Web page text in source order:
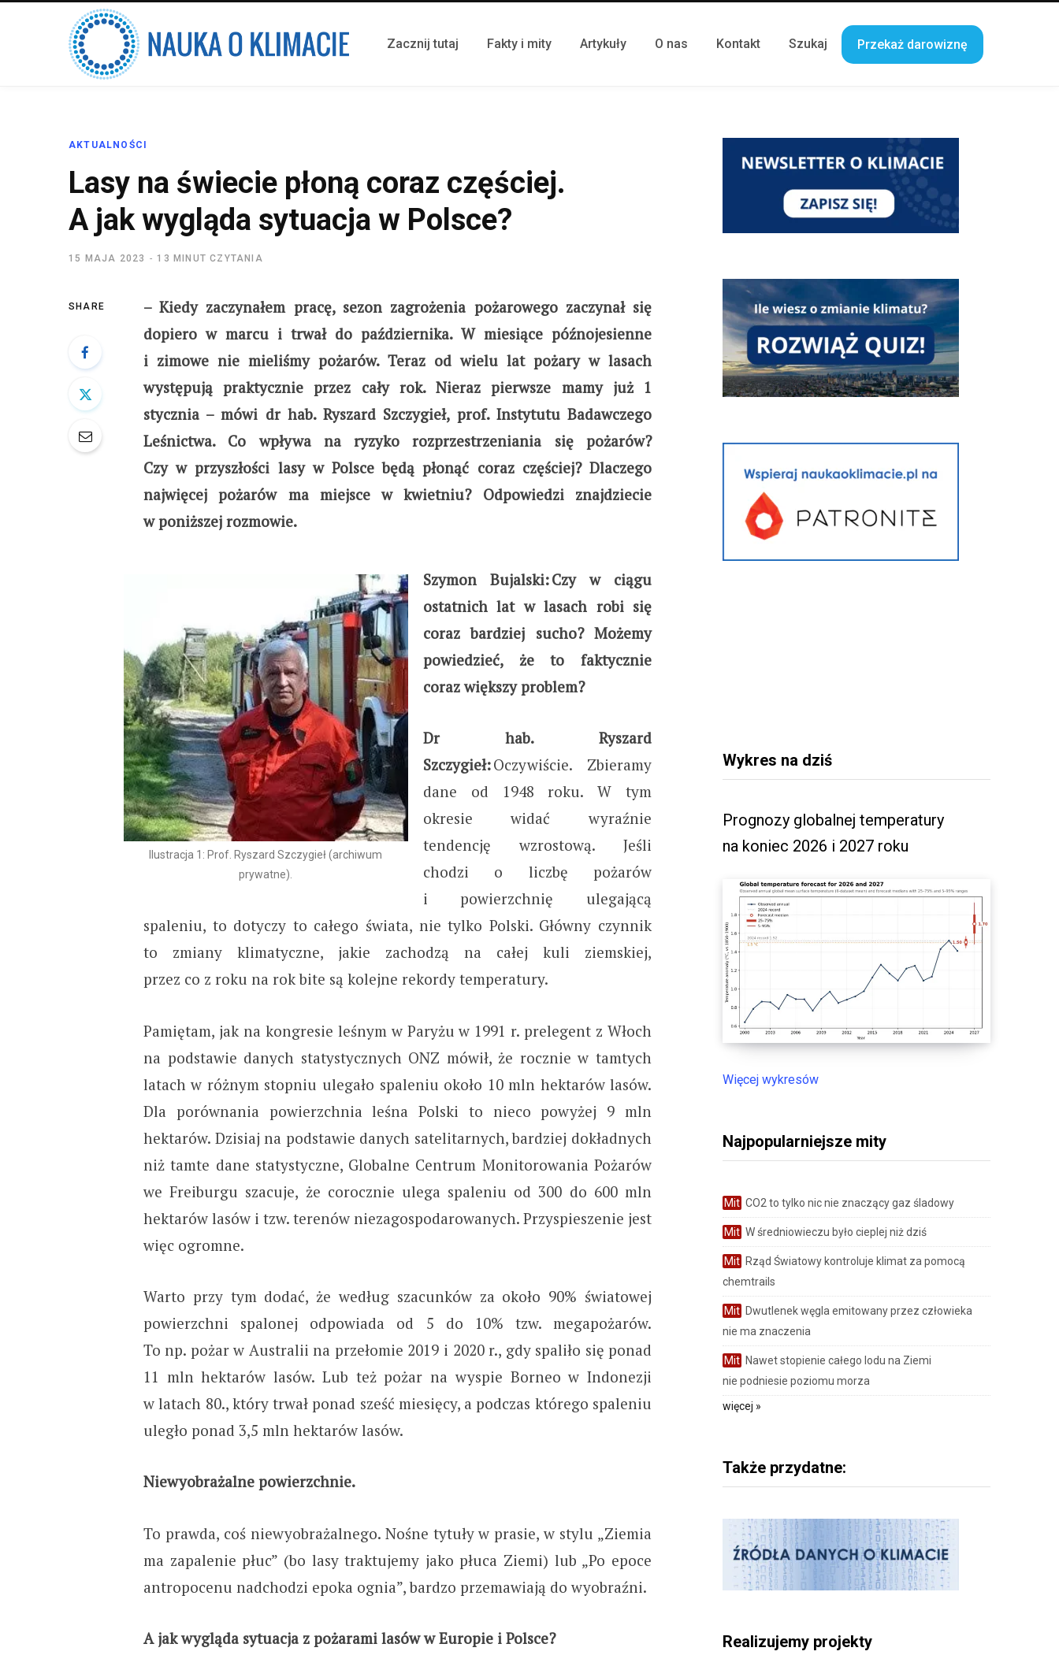
Zacznij tutaj Fakty i mity Artykuły O nas Kontakt Szukaj Przekaż darowiznę
AKTUALNOŚCI
Lasy na świecie płoną coraz częściej.
A jak wygląda sytuacja w Polsce?
15 MAJA 2023 13 MINUT CZYTANIA
SHARE
– Kiedy zaczynałem pracę, sezon zagrożenia pożarowego zaczynał się
dopiero w marcu i trwał do października. W miesiące późnojesienne
i zimowe nie mieliśmy pożarów. Teraz od wielu lat pożary w lasach
występują praktycznie przez cały rok. Nieraz pierwsze mamy już 1
stycznia – mówi dr hab. Ryszard Szczygieł, prof. Instytutu Badawczego
Leśnictwa. Co wpływa na ryzyko rozprzestrzeniania się pożarów?
Czy w przyszłości lasy w Polsce będą płonąć coraz częściej? Dlaczego
najwięcej pożarów ma miejsce w kwietniu? Odpowiedzi znajdziecie
w poniższej rozmowie.
Ilustracja 1: Prof. Ryszard Szczygieł (archiwum
prywatne).
Szymon Bujalski: Czy w ciągu
ostatnich lat w lasach robi się
coraz bardziej sucho? Możemy
powiedzieć, że to faktycznie
coraz większy problem?
Dr hab. Ryszard
Szczygieł:Oczywiście. Zbieramy
dane od 1948 roku. W tym
okresie widać wyraźnie
tendencję wzrostową. Jeśli
chodzi o liczbę pożarów
i powierzchnię ulegającą
spaleniu, to dotyczy to całego świata, nie tylko Polski. Główny czynnik
to zmiany klimatyczne, jakie zachodzą na całej kuli ziemskiej,
przez co z roku na rok bite są kolejne rekordy temperatury.
Pamiętam, jak na kongresie leśnym w Paryżu w 1991 r. prelegent z Włoch
na podstawie danych statystycznych ONZ mówił, że rocznie w tamtych
latach w różnym stopniu ulegało spaleniu około 10 mln hektarów lasów.
Dla porównania powierzchnia leśna Polski to nieco powyżej 9 mln
hektarów. Dzisiaj na podstawie danych satelitarnych, bardziej dokładnych
niż tamte dane statystyczne, Globalne Centrum Monitorowania Pożarów
we Freiburgu szacuje, że corocznie ulega spaleniu od 300 do 600 mln
hektarów lasów i tzw. terenów niezagospodarowanych. Przyspieszenie jest
więc ogromne.
Warto przy tym dodać, że według szacunków za około 90% światowej
powierzchni spalonej odpowiada od 5 do 10% tzw. megapożarów.
To np. pożar w Australii na przełomie 2019 i 2020 r., gdy spaliło się ponad
11 mln hektarów lasów. Lub też pożar na wyspie Borneo w Indonezji
w latach 80., który trwał ponad sześć miesięcy, a podczas którego spaleniu
uległo ponad 3,5 mln hektarów lasów.
Niewyobrażalne powierzchnie.
To prawda, coś niewyobrażalnego. Nośne tytuły w prasie, w stylu „Ziemia
ma zapalenie płuc” (bo lasy traktujemy jako płuca Ziemi) lub „Po epoce
antropocenu nadchodzi epoka ognia”, bardzo przemawiają do wyobraźni.
A jak wygląda sytuacja z pożarami lasów w Europie i Polsce?
Wykres na dziś
Prognozy globalnej temperatury
na koniec 2026 i 2027 roku
Więcej wykresów
Najpopularniejsze mity
Mit CO2 to tylko nic nie znaczący gaz śladowy
Mit W średniowieczu było cieplej niż dziś
Mit Rząd Światowy kontroluje klimat za pomocą
chemtrails
Mit Dwutlenek węgla emitowany przez człowieka
nie ma znaczenia
Mit Nawet stopienie całego lodu na Ziemi
nie podniesie poziomu morza
więcej »
Także przydatne:
Realizujemy projekty